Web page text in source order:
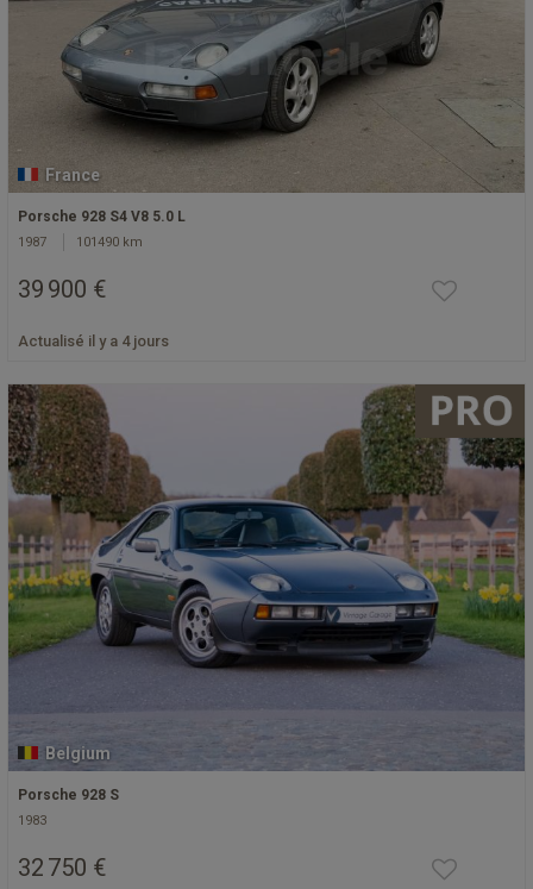
France
Porsche 928 S4 V8 5.0 L
1987 101490 km
39 900 €
Actualisé il y a 4 jours
Belgium
Porsche 928 S
1983
32 750 €